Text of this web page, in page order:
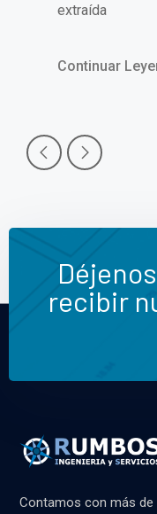
extraída
Continuar
recibir
Contamos con más de